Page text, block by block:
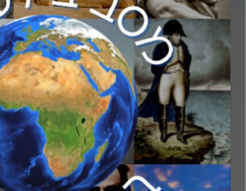
אלף יהודים בצבא האדום. סגן אלוף
היהודי הלוחם במלחמת העולם השנייה
המכריע של יהודים בצבא האדום
קרדיט תמונות:יוסי מצרי